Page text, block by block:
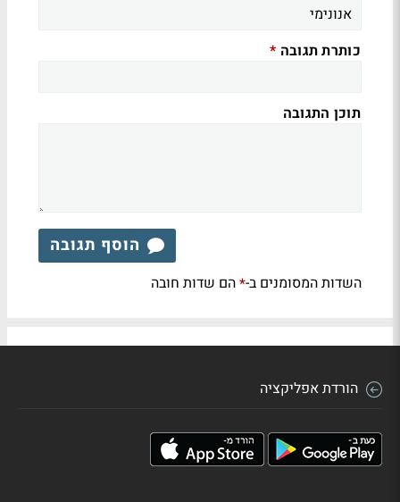
כותרת תגובה *
תוכן התגובה
הוסף תגובה
השדות המסומנים ב-*הם שדות חובה
הורדת אפליקציה